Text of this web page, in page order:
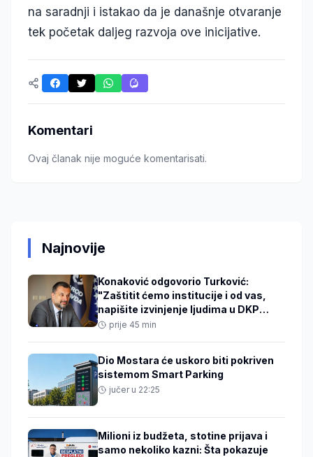
na saradnji i istakao da je današnje otvaranje
tek početak daljeg razvoja ove inicijative.
Komentari
Ovaj članak nije moguće komentarisati.
Najnovije
Konaković odgovorio Turković:
"Zaštitit ćemo institucije i od vas,
napišite izvinjenje ljudima u DKP
mreži"
prije 45 min
Dio Mostara će uskoro biti pokriven
sistemom Smart Parking
jučer u 22:25
Milioni iz budžeta, stotine prijava i
samo nekoliko kazni: Šta pokazuje